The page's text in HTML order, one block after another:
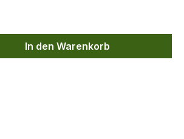
gewünschten Wert
In den Warenkorb